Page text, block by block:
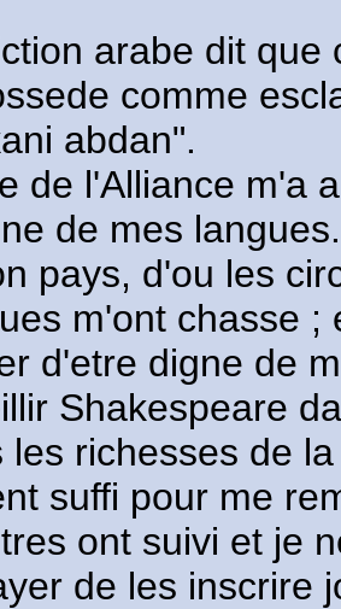
arabe dit
comme
abdan".
de l'Alliance m'a
de mes
pays, d'ou les
m'ont chasse
d'etre digne de
Shakespeare
les richesses de
suffi pour me
ont suivi et je
de les inscrire